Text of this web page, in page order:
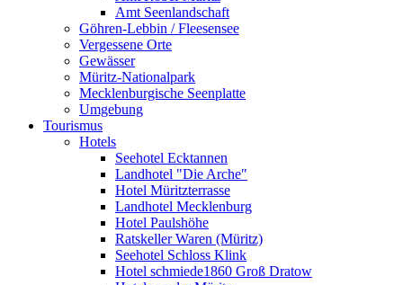
Amt Seenlandschaft
Göhren-Lebbin / Fleesensee
Vergessene Orte
Gewässer
Müritz-Nationalpark
Mecklenburgische Seenplatte
Umgebung
Tourismus
Hotels
Seehotel Ecktannen
Landhotel "Die Arche"
Hotel Müritzterrasse
Landhotel Mecklenburg
Hotel Paulshöhe
Ratskeller Waren (Müritz)
Seehotel Schloss Klink
Hotel schmiede1860 Groß Dratow